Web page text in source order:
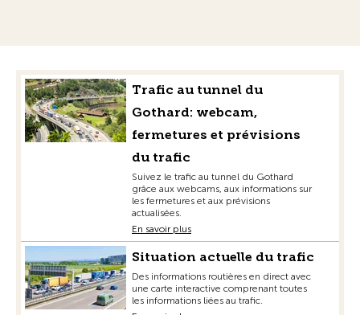
Trafic au tunnel du
Gothard: webcam,
fermetures et prévisions
du trafic
Suivez le trafic au tunnel du Gothard
grâce aux webcams, aux informations sur
les fermetures et aux prévisions
actualisées.
En savoir plus
Situation actuelle du trafic
Des informations routières en direct avec
une carte interactive comprenant toutes
les informations liées au trafic.